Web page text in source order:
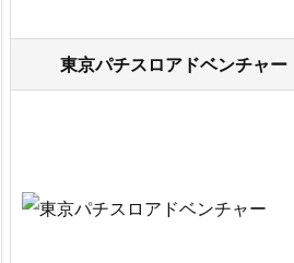
東京パチスロアドベンチ